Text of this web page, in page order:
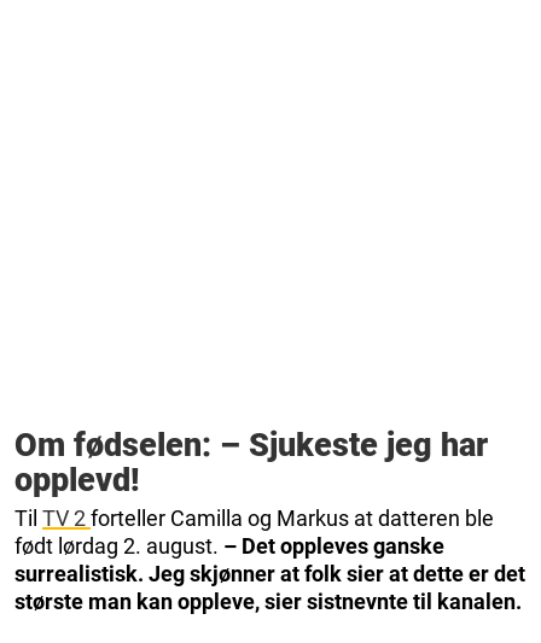
Om fødselen: – Sjukeste jeg har
opplevd!
Til TV 2forteller Camilla og Markus at datteren ble
født lørdag 2. august. – Det oppleves ganske
surrealistisk. Jeg skjønner at folk sier at dette er det
største man kan oppleve, sier sistnevnte til kanalen.